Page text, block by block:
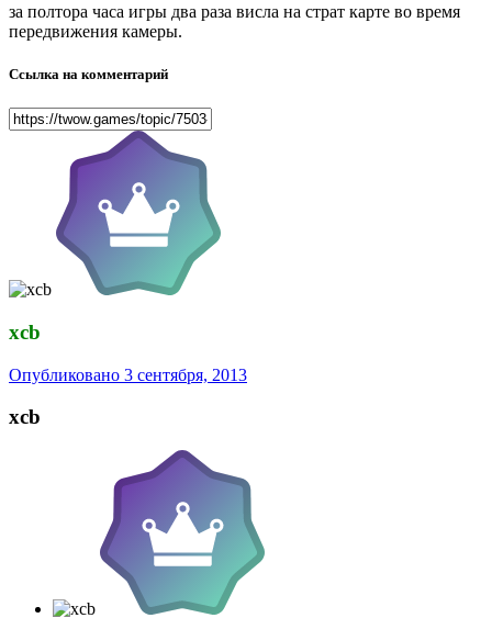
за полтора часа игры два раза висла на страт карте во время
передвижения камеры.
Ссылка на комментарий
xcb
Опубликовано 3 сентября, 2013
xcb